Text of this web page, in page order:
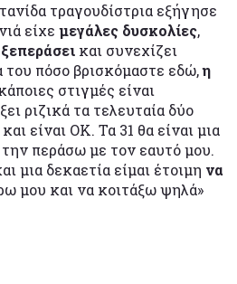
τραγουδίστρια εξήγησε
είχε μεγάλες δυσκολίες,
ξεπεράσει και συνεχίζει
του πόσο βρισκόμαστε εδώ,η
στιγμές είναι
ριζικά τα τελευταία δύο
είναι ΟΚ. Τα 31 θα είναι μια
την περάσω με τον εαυτό μου.
μια δεκαετία είμαι έτοιμη να
μου και να κοιτάξω ψηλά»